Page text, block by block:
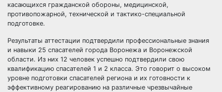
касающихся гражданской обороны, медицинской,
противопожарной, технической и тактико-специальной
подготовке.
Результаты аттестации подтвердили профессиональные знания
и навыки 25 спасателей города Воронежа и Воронежской
области. Из них 12 человек успешно подтвердили свою
квалификацию спасателей 1 и 2 класса. Это говорит о высоком
уровне подготовки спасателей региона и их готовности к
эффективному реагированию на различные чрезвычайные